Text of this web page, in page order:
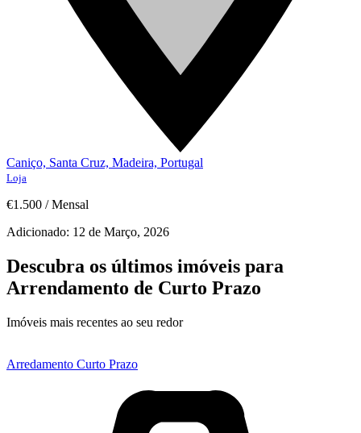
Caniço, Santa Cruz, Madeira, Portugal
Loja
€1.500 / Mensal
Adicionado: 12 de Março, 2026
Descubra os últimos imóveis para
Arrendamento de Curto Prazo
Imóveis mais recentes ao seu redor
Arredamento Curto Prazo